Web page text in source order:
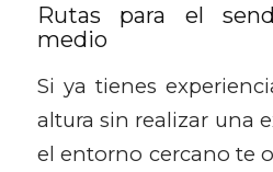
Rutas para el
medio
Si ya tienes
altura sin realizar una
el entorno cercano te